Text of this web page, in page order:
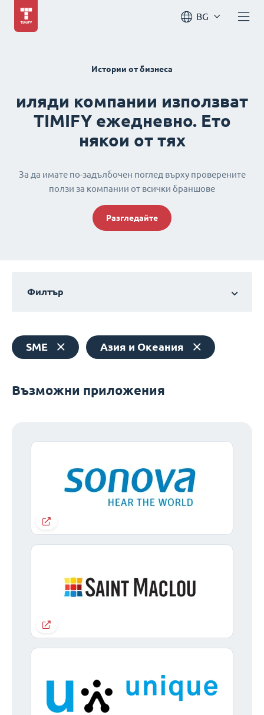
BG
Истории от бизнеса
иляди компании използват
TIMIFY ежедневно. Ето
някои от тях
За да имате по-задълбочен поглед върху проверените
ползи за компании от всички браншове
Разгледайте
Филтър
SME Азия и Океания
Възможни приложения